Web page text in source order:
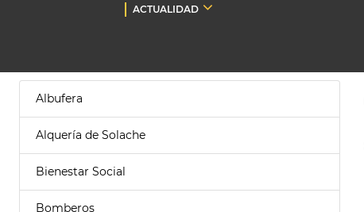
ACTUALIDAD
Albufera
Alquería de Solache
Bienestar Social
Bomberos